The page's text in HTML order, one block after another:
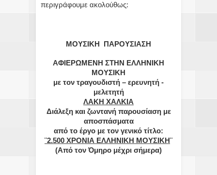
περιγράφουμε ακολούθως:
ΜΟΥΣΙΚΗ ΠΑΡΟΥΣΙΑΣΗ
ΑΦΙΕΡΩΜΕΝΗ ΣΤΗΝ ΕΛΛΗΝΙΚΗ
ΜΟΥΣΙΚΗ
με τον τραγουδιστή – ερευνητή -
μελετητή
ΛΑΚΗ ΧΑΛΚΙΑ
Διάλεξη και ζωντανή παρουσίαση με
αποσπάσματα
από το έργο με τον γενικό τίτλο:
¨2.500 ΧΡΟΝΙΑ ΕΛΛΗΝΙΚΗ ΜΟΥΣΙΚΗ¨
(Από τον Όμηρο μέχρι σήμερα)